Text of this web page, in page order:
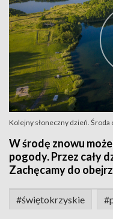
Kolejny słoneczny dzień. Środa
W środę znowu
pogody. Przez cały
Zachęcamy do
#świętokrzyskie